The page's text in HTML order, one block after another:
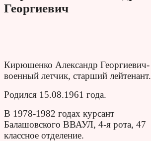
Георгиевич
Кирюшенко Александр Георгиевич-
военный летчик, старший лейтенант.
Родился 15.08.1961 года.
В 1978-1982 годах курсант
Балашовского ВВАУЛ, 4-я рота, 47
классное отделение.